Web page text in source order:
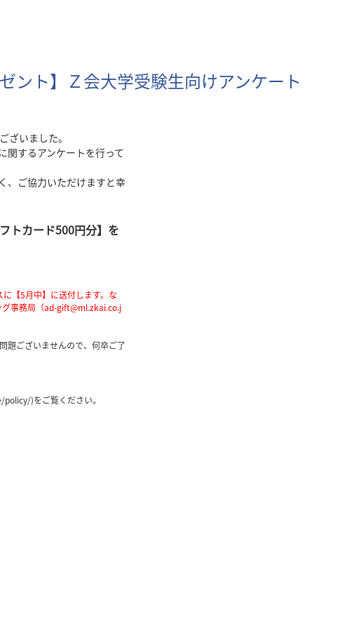
ント】Ｚ会大学受験生向けアンケート
ざいました。
関するアンケートを行って
、ご協力いただけますと幸
トカード500円分】を
【5月中】に送付します。な
事務局（ad-gift@ml.zkai.co.j
題ございませんので、何卒ご了
)をご覧ください。